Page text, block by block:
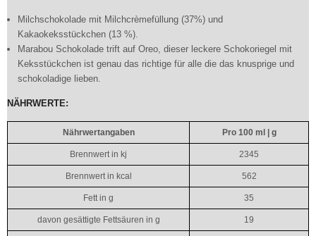
Milchschokolade mit Milchcrèmefüllung (37%) und
Kakaokeksstückchen (13 %).
Marabou Schokolade trift auf Oreo, dieser leckere Schokoriegel mit
Keksstückchen ist genau das richtige für alle die das knusprige und
schokoladige lieben.
NÄHRWERTE:
Nährwertangaben Pro 100 ml | g
Brennwert in kj 2345
Brennwert in kcal 562
Fett in g 35
davon gesättigte Fettsäuren in g 19